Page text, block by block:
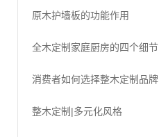
原木护墙板的功能作用
全木定制家庭厨房的四个细节
消费者如何选择整木定制品牌
整木定制|多元化风格